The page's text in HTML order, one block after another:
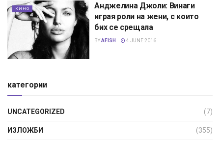
КИНО
Анджелина Джоли: Винаги
играя роли на жени, с които
бих се срещала
BYAFISH 4 JUNE 2016
категории
UNCATEGORIZED (7)
ИЗЛОЖБИ (355)